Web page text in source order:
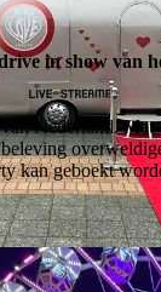
in show van
Nederland. Met
kan geboekt